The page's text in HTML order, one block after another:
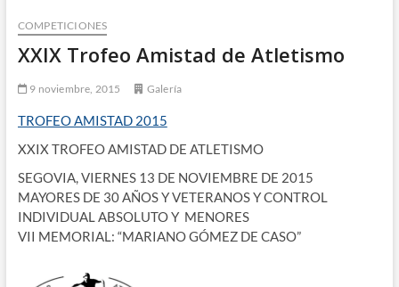
COMPETICIONES
XXIX Trofeo Amistad de Atletismo
9 noviembre, 2015 Galería
TROFEO AMISTAD 2015
XXIX TROFEO AMISTAD DE ATLETISMO
SEGOVIA, VIERNES 13 DE NOVIEMBRE DE 2015
MAYORES DE 30 AÑOS Y VETERANOS Y CONTROL
INDIVIDUAL ABSOLUTO Y MENORES
VII MEMORIAL: “MARIANO GÓMEZ DE CASO”